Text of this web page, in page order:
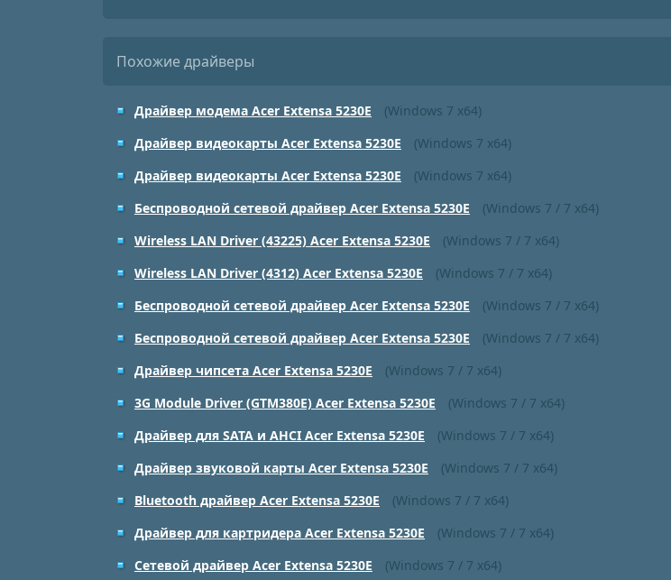
Похожие драйверы
Драйвер модема Acer Extensa 5230E
(Windows 7 x64)
Драйвер видеокарты Acer Extensa 5230E
(Windows 7 x64)
Драйвер видеокарты Acer Extensa 5230E
(Windows 7 x64)
Беспроводной сетевой драйвер Acer Extensa 5230E
(Windows 7 / 7 x64)
Wireless LAN Driver (43225) Acer Extensa 5230E
(Windows 7 / 7 x64)
Wireless LAN Driver (4312) Acer Extensa 5230E
(Windows 7 / 7 x64)
Беспроводной сетевой драйвер Acer Extensa 5230E
(Windows 7 / 7 x64)
Беспроводной сетевой драйвер Acer Extensa 5230E
(Windows 7 / 7 x64)
Драйвер чипсета Acer Extensa 5230E
(Windows 7 / 7 x64)
3G Module Driver (GTM380E) Acer Extensa 5230E
(Windows 7 / 7 x64)
Драйвер для SATA и AHCI Acer Extensa 5230E
(Windows 7 / 7 x64)
Драйвер звуковой карты Acer Extensa 5230E
(Windows 7 / 7 x64)
Bluetooth драйвер Acer Extensa 5230E
(Windows 7 / 7 x64)
Драйвер для картридера Acer Extensa 5230E
(Windows 7 / 7 x64)
Сетевой драйвер Acer Extensa 5230E
(Windows 7 / 7 x64)